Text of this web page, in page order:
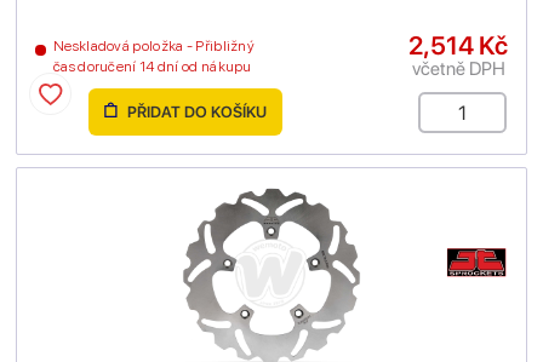
Neskladová položka - Přibližný
čas doručení 14 dní od nákupu
2,514 Kč
včetně DPH
PŘIDAT DO KOŠÍKU